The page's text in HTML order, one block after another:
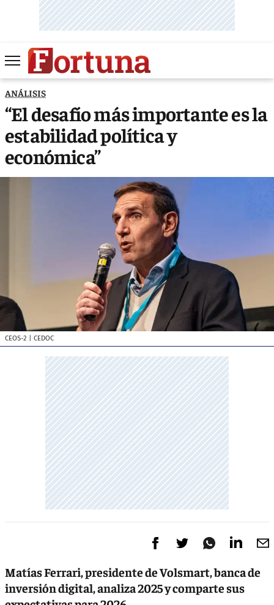
ANÁLISIS
“El desafío más importante es la
estabilidad política y
económica”
CEOS-2 | CEDOC
Matías Ferrari, presidente de Volsmart, banca de
inversión digital, analiza 2025 y comparte sus